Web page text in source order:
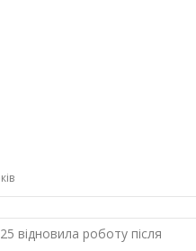
відновила роботу після